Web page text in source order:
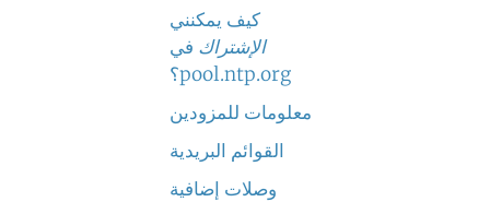
كيف يمكنني
الإشتراك في
pool.ntp.org؟
معلومات للمزودين
القوائم البريدية
وصلات إضافية